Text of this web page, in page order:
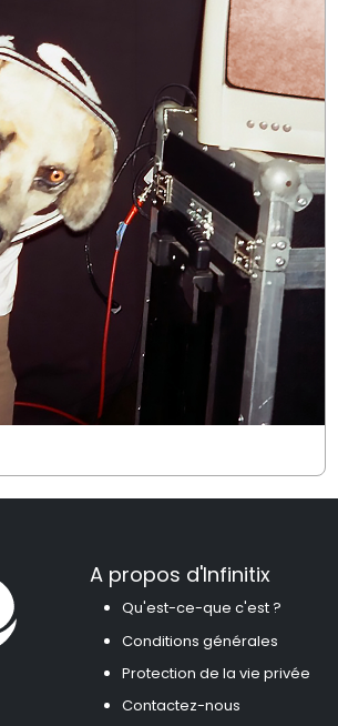
A propos d'Infinitix
Qu'est-ce-que c'est ?
Conditions générales
Protection de la vie privée
Contactez-nous